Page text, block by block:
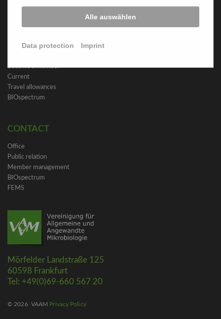
General links
ACTIVITIES
Become a member
Current
Travel allowances
BIOspectrum
CONTACT
Office
Public relation
Member management
BIOspectrum
FEMS
Mörfelder Landstraße 125
60598 Frankfurt
Tel: +49(0)69-660 567 20
© 2026 VAAM Privacy Policy
Alle auswählen
Data protection Imprint